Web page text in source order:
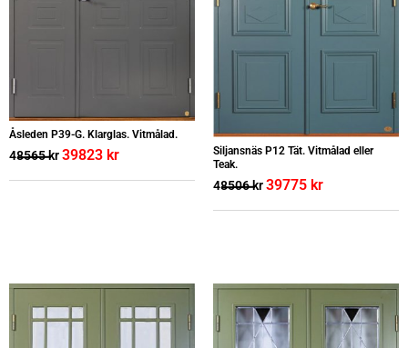
Åsleden P39-G. Klarglas. Vitmålad.
48565kr39823 kr
Siljansnäs P12 Tät. Vitmålad eller
Teak.
48506kr39775 kr